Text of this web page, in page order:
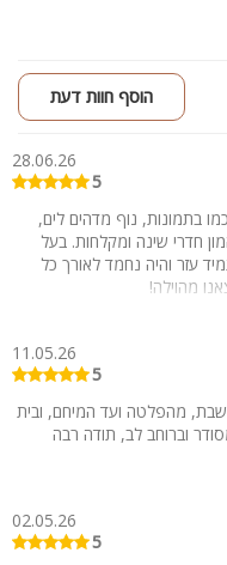
הולדת, וקבוצות חברים
הוסף חוות דעת
28.06.26
5
בתמונות, נוף מדהים לים,
חדרי שינה ומקלחות. בעל
עזר והיה נחמד לאורך כל
מהוילה!
11.05.26
5
מהפלטה ועד המיחם, ובית
וברוחב לב, תודה רבה
02.05.26
5